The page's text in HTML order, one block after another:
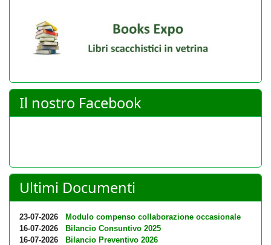
Il nostro Facebook
Ultimi Documenti
23-07-2026
Modulo compenso collaborazione occasionale
16-07-2026
Bilancio Consuntivo 2025
16-07-2026
Bilancio Preventivo 2026